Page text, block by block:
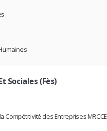
Sociales (Fès)
Compétitivité des Entreprises MRCCE